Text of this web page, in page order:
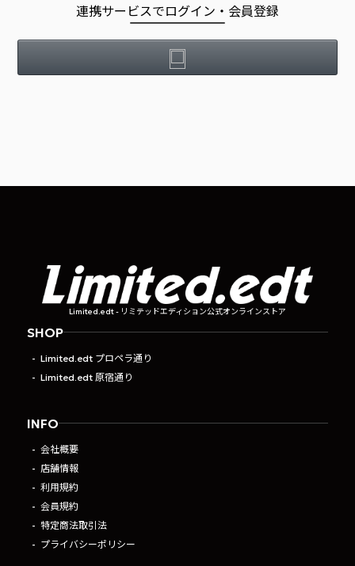
連携サービスでログイン・会員登録
Limited.edt - リミテッドエディション公式オンラインストア
SHOP
Limited.edt プロペラ通り
Limited.edt 原宿通り
INFO
会社概要
店舗情報
利用規約
会員規約
特定商法取引法
プライバシーポリシー